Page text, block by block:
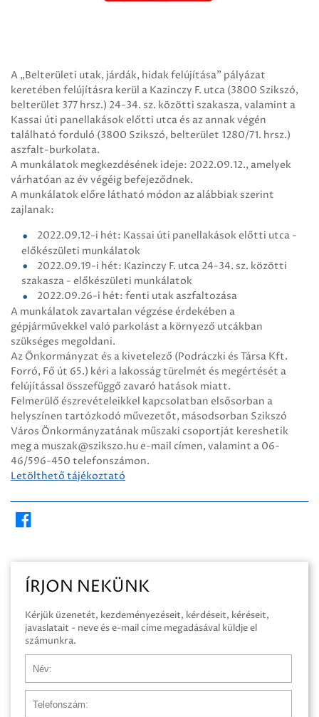
A „Belterületi utak, járdák, hidak felújítása” pályázat
keretében felújításra kerül a Kazinczy F. utca (3800 Szikszó,
belterület 377 hrsz.) 24-34. sz. közötti szakasza, valamint a
Kassai úti panellakások előtti utca és az annak végén
található forduló (3800 Szikszó, belterület 1280/71. hrsz.)
aszfalt-burkolata.
A munkálatok megkezdésének ideje: 2022.09.12., amelyek
várhatóan az év végéig befejeződnek.
A munkálatok előre látható módon az alábbiak szerint
zajlanak:
2022.09.12-i hét: Kassai úti panellakások előtti utca -
előkészületi munkálatok
2022.09.19-i hét: Kazinczy F. utca 24-34. sz. közötti
szakasza - előkészületi munkálatok
2022.09.26-i hét: fenti utak aszfaltozása
A munkálatok zavartalan végzése érdekében a
gépjárművekkel való parkolást a környező utcákban
szükséges megoldani.
Az Önkormányzat és a kivetelező (Podráczki és Társa Kft.
Forró, Fő út 65.) kéri a lakosság türelmét és megértését a
felújítással összefüggő zavaró hatások miatt.
Felmerülő észrevételeikkel kapcsolatban elsősorban a
helyszínen tartózkodó művezetőt, másodsorban Szikszó
Város Önkormányzatának műszaki csoportját kereshetik
meg a muszak@szikszo.hu e-mail címen, valamint a 06-
46/596-450 telefonszámon.
Letölthető tájékoztató
ÍRJON NEKÜNK
Kérjük üzenetét, kezdeményezéseit, kérdéseit, kéréseit,
javaslatait - neve és e-mail címe megadásával küldje el
számunkra.